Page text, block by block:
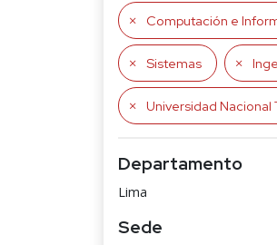
Computación e
Sistemas
Universidad Nacional
Departamento
Lima
Sede